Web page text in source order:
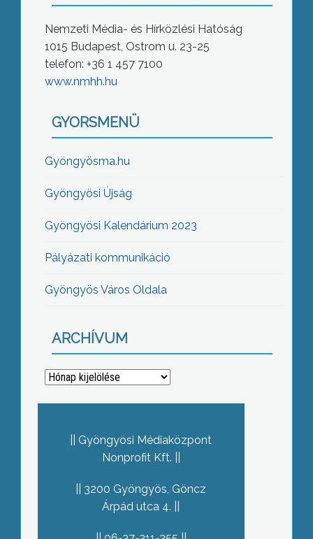
Nemzeti Média- és Hírközlési Hatóság
1015 Budapest, Ostrom u. 23-25
telefon: +36 1 457 7100
www.nmhh.hu
GYORSMENÜ
Gyöngyösma.hu
Gyöngyösi Újság
Gyöngyösi Kalendárium 2023
Pályázati kommunikáció
Gyöngyös Város Oldala
ARCHÍVUM
Archívum
Gyöngyösi Médiaközpont
Nonprofit Kft.
3200 Gyöngyös, Göncz
Árpád utca 4.